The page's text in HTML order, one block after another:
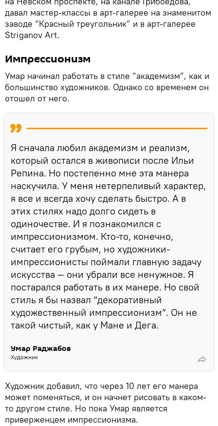
давал мастер-классы в арт-галерее на знаменитом
заводе “Красный треугольник” и в арт-галерее
Striganov Art.
Импрессионизм
Умар начинал работать в стиле “академизм”, как и
большинство художников. Однако со временем он
отошел от него.
Я сначала любил академизм и реализм,
который остался в живописи после Ильи
Репина. Но постепенно мне эта манера
наскучила. У меня нетерпеливый характер,
я все и всегда хочу сделать быстро. А в
этих стилях надо долго сидеть в
одиночестве. И я познакомился с
импрессионизмом. Кто-то, конечно,
считает его грубым, но художники-
импрессионисты поймали главную задачу
искусства — они убрали все ненужное. Я
постарался работать в их манере. Но свой
стиль я бы назвал “декоративный
художественный импрессионизм”. Он не
такой чистый, как у Мане и Дега.
Умар Раджабов
Художник
Художник добавил, что через 10 лет его манера
может поменяться, и он начнет рисовать в каком-
то другом стиле. Но пока Умар является
приверженцем импрессионизма.